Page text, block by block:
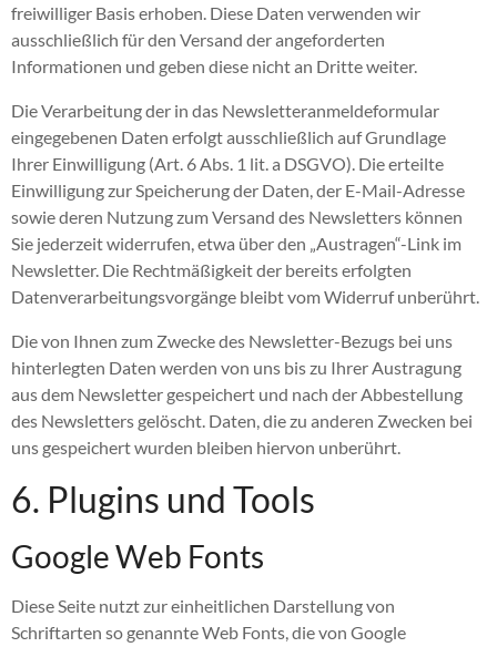
freiwilliger Basis erhoben. Diese Daten verwenden wir
ausschließlich für den Versand der angeforderten
Informationen und geben diese nicht an Dritte weiter.
Die Verarbeitung der in das Newsletteranmeldeformular
eingegebenen Daten erfolgt ausschließlich auf Grundlage
Ihrer Einwilligung (Art. 6 Abs. 1 lit. a DSGVO). Die erteilte
Einwilligung zur Speicherung der Daten, der E-Mail-Adresse
sowie deren Nutzung zum Versand des Newsletters können
Sie jederzeit widerrufen, etwa über den „Austragen“-Link im
Newsletter. Die Rechtmäßigkeit der bereits erfolgten
Datenverarbeitungsvorgänge bleibt vom Widerruf unberührt.
Die von Ihnen zum Zwecke des Newsletter-Bezugs bei uns
hinterlegten Daten werden von uns bis zu Ihrer Austragung
aus dem Newsletter gespeichert und nach der Abbestellung
des Newsletters gelöscht. Daten, die zu anderen Zwecken bei
uns gespeichert wurden bleiben hiervon unberührt.
6. Plugins und Tools
Google Web Fonts
Diese Seite nutzt zur einheitlichen Darstellung von
Schriftarten so genannte Web Fonts, die von Google